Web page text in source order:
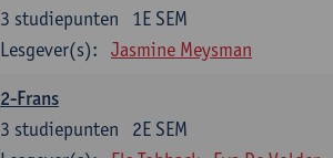
1E SEM
3 studiepunten
Lesgever(s):
Jasmine Meysman
2-Frans
2E SEM
3 studiepunten